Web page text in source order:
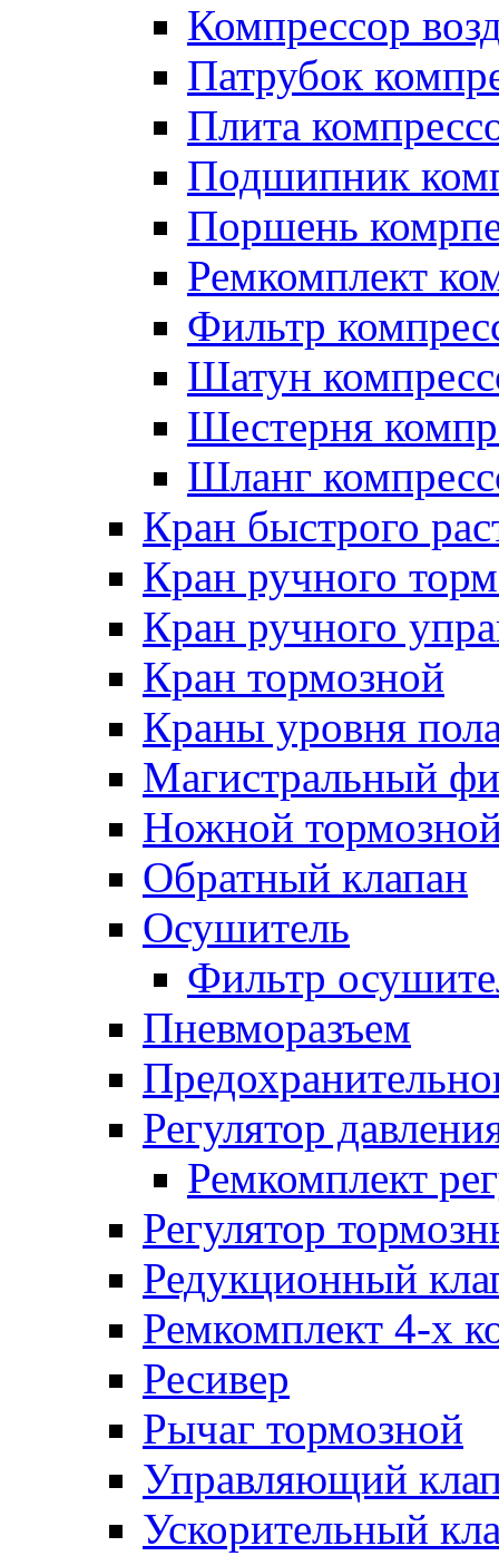
Компрессор
Патрубок
Плита
Подшипник
Поршень
Ремкомплект
Фильтр
Шатун
Шестерня
Шланг
Кран быстрого
Кран ручного
Кран ручного
Кран тормозной
Краны уровня
Магистральный
Ножной
Обратный клапан
Осушитель
Фильтр
Пневморазъем
Регулятор
Ремкомплект
Регулятор
Редукционный
Ремкомплект 4-х
Ресивер
Рычаг тормозной
Управляющий
Ускорительный